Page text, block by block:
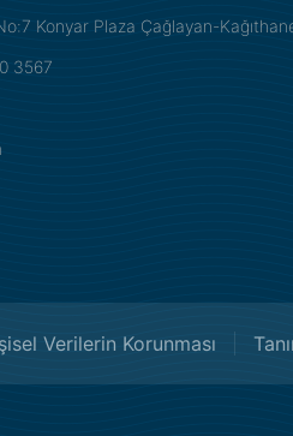
Konyar Plaza Çağlayan-
3567
Verilerin Korunması